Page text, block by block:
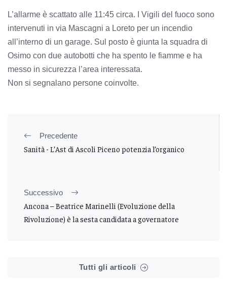
L’allarme è scattato alle 11:45 circa. I Vigili del fuoco sono
intervenuti in via Mascagni a Loreto per un incendio
all’interno di un garage. Sul posto è giunta la squadra di
Osimo con due autobotti che ha spento le fiamme e ha
messo in sicurezza l’area interessata.
Non si segnalano persone coinvolte.
Precedente
Sanità - L’Ast di Ascoli Piceno potenzia l’organico
Successivo
Ancona – Beatrice Marinelli (Evoluzione della
Rivoluzione) è la sesta candidata a governatore
Tutti gli articoli